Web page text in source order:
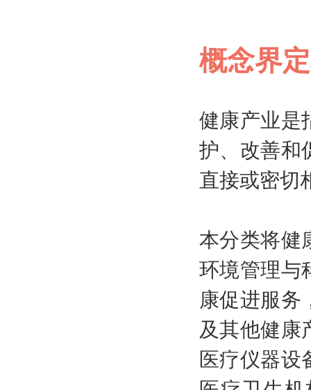
概念界
健康产业是
护、改善和
直接或密切
本分类将健
环境管理与
康促进服务
及其他健康
医疗仪器设